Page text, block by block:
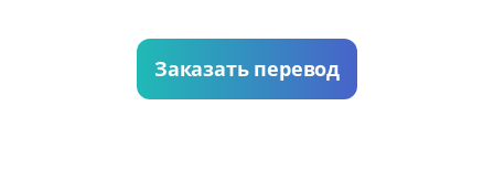
Заказать перевод